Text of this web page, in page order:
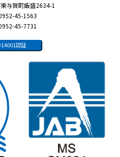
与賀町飯盛2634-1
45-1563
45-7731
認証